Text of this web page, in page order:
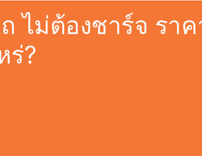
ไม่ต้องชาร์จ รา
ร่?